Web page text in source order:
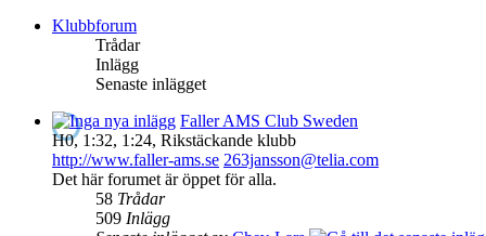
Klubbforum
Trådar
Inlägg
Senaste inlägget
Faller AMS Club Sweden
H0, 1:32, 1:24, Rikstäckande klubb
http://www.faller-ams.se 263jansson@telia.com
Det här forumet är öppet för alla.
58 Trådar
509 Inlägg